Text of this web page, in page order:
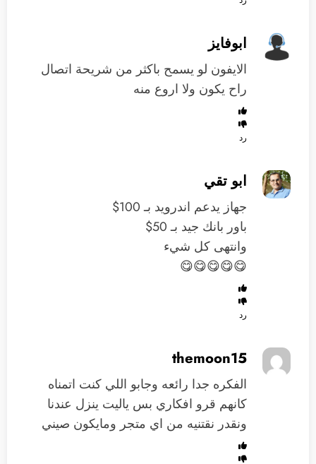
ابوفايز
الايفون لو يسمح باكثر من شريحة اتصال
راح يكون ولا اروع منه
رد
ابو تقي
جهاز يدعم اندرويد بـ 100$
باور بانك جيد بـ 50$
وانتهى كل شيء
😋😋😋😋😋
رد
themoon15
الفكره جدا رائعه وجابو اللي كنت اتمناه
كانهم قرو افكاري ‏​بس ياليت ينزل عندنا
ونقدر نقتنيه من اي متجر ومايكون صيني